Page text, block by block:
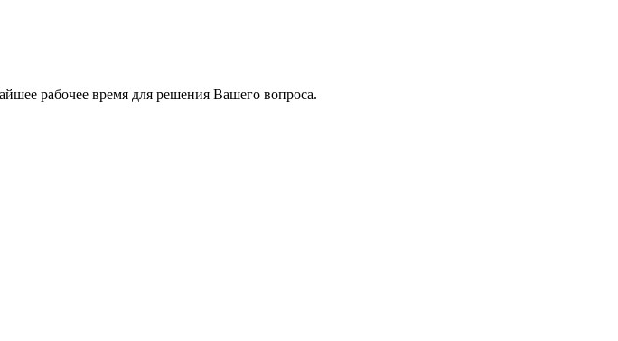
рабочее время для решения Вашего вопроса.